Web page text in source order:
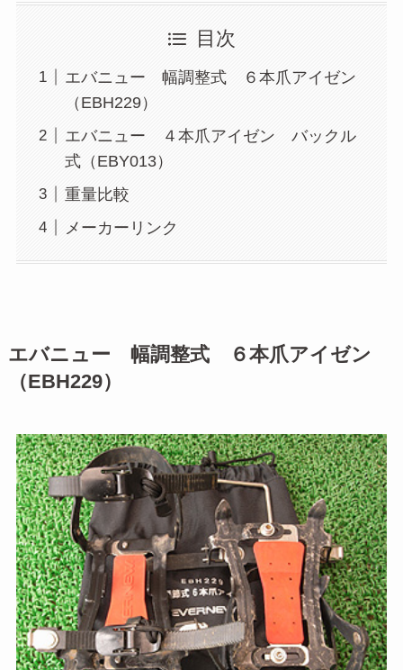
目次
エバニュー 幅調整式 ６本爪アイゼン
（EBH229）
エバニュー ４本爪アイゼン バックル
式（EBY013）
重量比較
メーカーリンク
エバニュー 幅調整式 ６本爪アイゼン
（EBH229）